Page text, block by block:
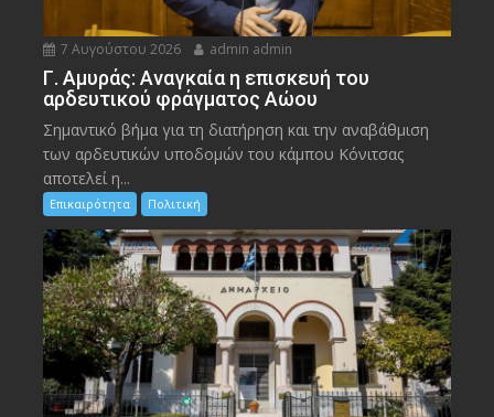
7 Αυγούστου 2026 admin admin
Γ. Αμυράς: Αναγκαία η επισκευή του
αρδευτικού φράγματος Αώου
Σημαντικό βήμα για τη διατήρηση και την αναβάθμιση
των αρδευτικών υποδομών του κάμπου Κόνιτσας
αποτελεί η...
Επικαιρότητα Πολιτική